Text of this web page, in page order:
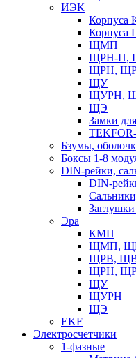
ИЭК
Корпуса
Корпуса
ЩМП
ЩРН-П,
ЩРН,
ЩУ
ЩУРН,
ЩЭ
Замки
Бзумы,
Боксы 1-8
DIN-рейки,
DIN-
Эра
КМП
ЩМП,
ЩРВ,
ЩРН,
ЩУ
ЩУРН
ЩЭ
EKF
Электросчетчики
1-фазные